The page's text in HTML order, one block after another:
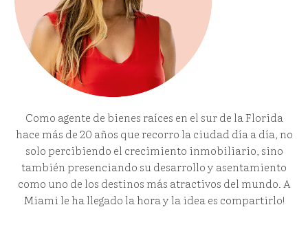
Como agente de bienes raíces en el sur de la Florida
hace más de 20 años que recorro la ciudad día a día, no
solo percibiendo el crecimiento inmobiliario, sino
también presenciando su desarrollo y asentamiento
como uno de los destinos más atractivos del mundo. A
Miami le ha llegado la hora y la idea es compartirlo!